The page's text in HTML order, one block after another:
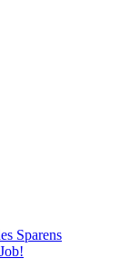
Sparens